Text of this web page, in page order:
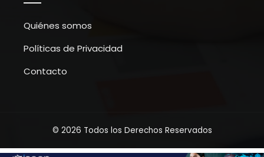
Quiénes somos
Políticas de Privacidad
Contacto
© 2026 Todos los Derechos Reservados